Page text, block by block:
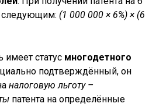
следующим: (1 000 000 × 6%) × (6
имеет статус многодетного
подтверждённый, он
налоговую льготу –
патента на определённые